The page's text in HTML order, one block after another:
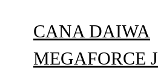
CANA DAIWA
MEGAFORCE